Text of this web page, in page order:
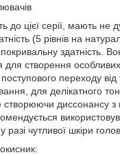
до цієї серії, мають не
(5 рівнів на
здатність.
для створення особливих
переходу
для делікатного
створюючи диссонансу з
чутливої шкіри